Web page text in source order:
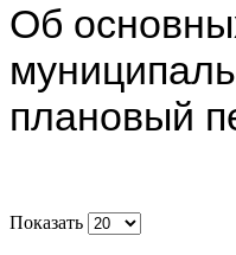
Об
плановый
Показать